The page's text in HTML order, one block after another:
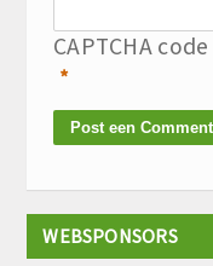
CAPTCHA code
*
WEBSPONSORS